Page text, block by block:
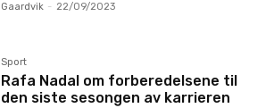
Gaardvik - 22/09/2023
Sport
Rafa Nadal om forberedelsene til
den siste sesongen av karrieren